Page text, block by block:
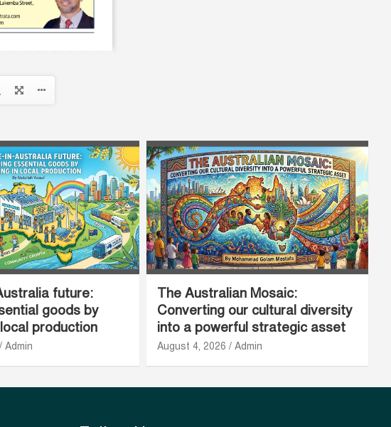
future:
goods by
production
Admin
The Australian Mosaic:
Converting our cultural diversity
into a powerful strategic asset
August 4, 2026 Admin